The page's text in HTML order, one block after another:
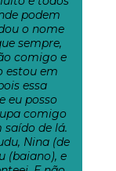
podem
o nome
sempre,
comigo e
estou em
essa
eu posso
comigo
saído de lá.
Nina (de
(baiano), e